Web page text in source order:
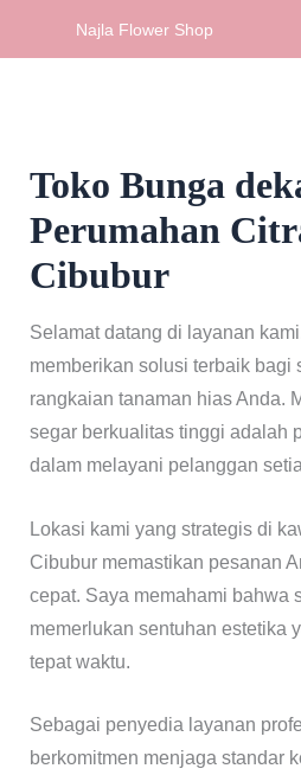
Najla Flower Shop
Toko Bunga
Perumahan
Cibubur
Selamat datang di layanan
memberikan solusi terbaik bagi
rangkaian tanaman hias Anda.
segar berkualitas tinggi adalah
dalam melayani pelanggan
Lokasi kami yang strategis di
Cibubur memastikan pesanan
cepat. Saya memahami bahwa
memerlukan sentuhan estetika
tepat waktu.
Sebagai penyedia layanan
berkomitmen menjaga standar